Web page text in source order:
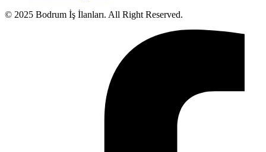
© 2025 Bodrum İş İlanları. All Right Reserved.